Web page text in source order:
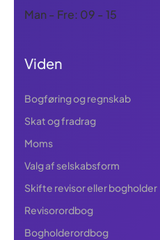
Man - Fre: 09 - 15
Viden
Bogføring og regnskab
Skat og fradrag
Moms
Valg af selskabsform
Skifte revisor eller bogholder
Revisorordbog
Bogholderordbog